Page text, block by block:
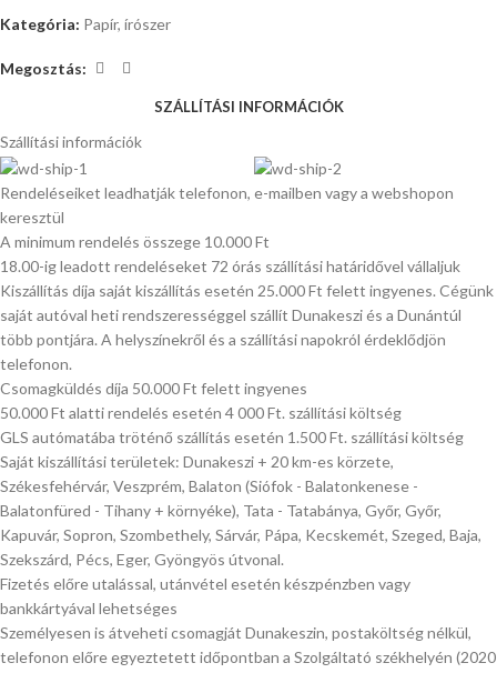
Kategória: Papír, írószer
Megosztás:
SZÁLLÍTÁSI INFORMÁCIÓK
Szállítási információk
Rendeléseiket leadhatják telefonon, e-mailben vagy a webshopon
keresztül
A minimum rendelés összege 10.000 Ft
18.00-ig leadott rendeléseket 72 órás szállítási határidővel vállaljuk
Kiszállítás díja saját kiszállítás esetén 25.000 Ft felett ingyenes. Cégünk
saját autóval heti rendszerességgel szállít Dunakeszi és a Dunántúl
több pontjára. A helyszínekről és a szállítási napokról érdeklődjön
telefonon.
Csomagküldés díja 50.000 Ft felett ingyenes
50.000 Ft alatti rendelés esetén 4 000 Ft. szállítási költség
GLS autómatába tröténő szállítás esetén 1.500 Ft. szállítási költség
Saját kiszállítási területek: Dunakeszi + 20 km-es körzete,
Székesfehérvár, Veszprém, Balaton (Siófok - Balatonkenese -
Balatonfüred - Tihany + környéke), Tata - Tatabánya, Győr, Győr,
Kapuvár, Sopron, Szombethely, Sárvár, Pápa, Kecskemét, Szeged, Baja,
Szekszárd, Pécs, Eger, Gyöngyös útvonal.
Fizetés előre utalással, utánvétel esetén készpénzben vagy
bankkártyával lehetséges
Személyesen is átveheti csomagját Dunakeszin, postaköltség nélkül,
telefonon előre egyeztetett időpontban a Szolgáltató székhelyén (2020